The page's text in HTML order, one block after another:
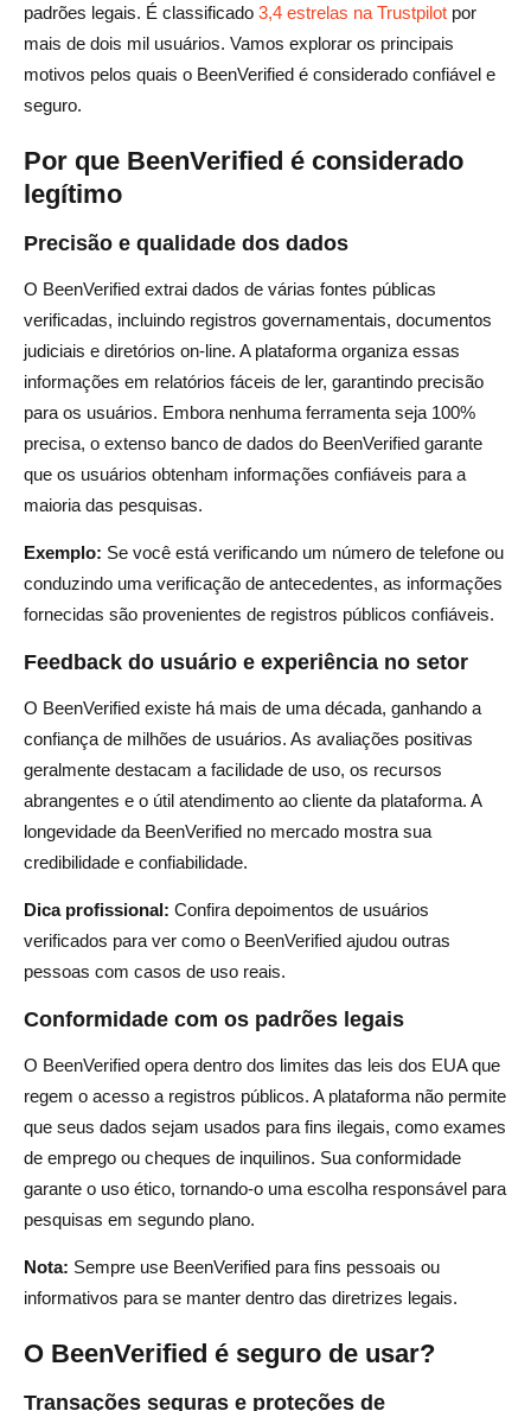
padrões legais. É classificado 3,4 estrelas na Trustpilot por
mais de dois mil usuários. Vamos explorar os principais
motivos pelos quais o BeenVerified é considerado confiável e
seguro.
Por que BeenVerified é considerado
legítimo
Precisão e qualidade dos dados
O BeenVerified extrai dados de várias fontes públicas
verificadas, incluindo registros governamentais, documentos
judiciais e diretórios on-line. A plataforma organiza essas
informações em relatórios fáceis de ler, garantindo precisão
para os usuários. Embora nenhuma ferramenta seja 100%
precisa, o extenso banco de dados do BeenVerified garante
que os usuários obtenham informações confiáveis para a
maioria das pesquisas.
Exemplo: Se você está verificando um número de telefone ou
conduzindo uma verificação de antecedentes, as informações
fornecidas são provenientes de registros públicos confiáveis.
Feedback do usuário e experiência no setor
O BeenVerified existe há mais de uma década, ganhando a
confiança de milhões de usuários. As avaliações positivas
geralmente destacam a facilidade de uso, os recursos
abrangentes e o útil atendimento ao cliente da plataforma. A
longevidade da BeenVerified no mercado mostra sua
credibilidade e confiabilidade.
Dica profissional: Confira depoimentos de usuários
verificados para ver como o BeenVerified ajudou outras
pessoas com casos de uso reais.
Conformidade com os padrões legais
O BeenVerified opera dentro dos limites das leis dos EUA que
regem o acesso a registros públicos. A plataforma não permite
que seus dados sejam usados para fins ilegais, como exames
de emprego ou cheques de inquilinos. Sua conformidade
garante o uso ético, tornando-o uma escolha responsável para
pesquisas em segundo plano.
Nota: Sempre use BeenVerified para fins pessoais ou
informativos para se manter dentro das diretrizes legais.
O BeenVerified é seguro de usar?
Transações seguras e proteções de